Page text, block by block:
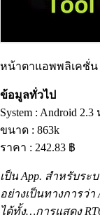
หน้าตาแอพพลิเคชั่น
ข้อมูลทั่วไป
System : Android
ขนาด : 863k
ราคา : 242.83 ฿
เป็น App. สำหรับระ
อย่างเป็นทางการว่า
ได้ทั้ง…การแสดง